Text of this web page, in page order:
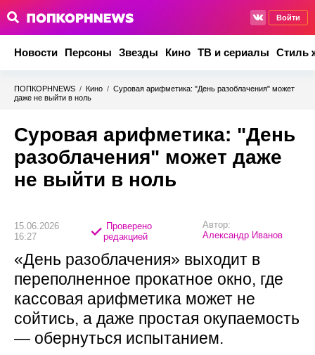
Войти
Новости Персоны Звезды Кино ТВ и сериалы Стиль
ПОПКОРНNEWS / Кино / Суровая арифметика: "День разоблачения" может
даже не выйти в ноль
Суровая арифметика: "День
разоблачения" может даже
не выйти в ноль
15.06.2026
16:27
Проверено
редакцией
Автор:
Александр Иванов
«День разоблачения» выходит в
переполненное прокатное окно, где
кассовая арифметика может не
сойтись, а даже простая окупаемость
— обернуться испытанием.